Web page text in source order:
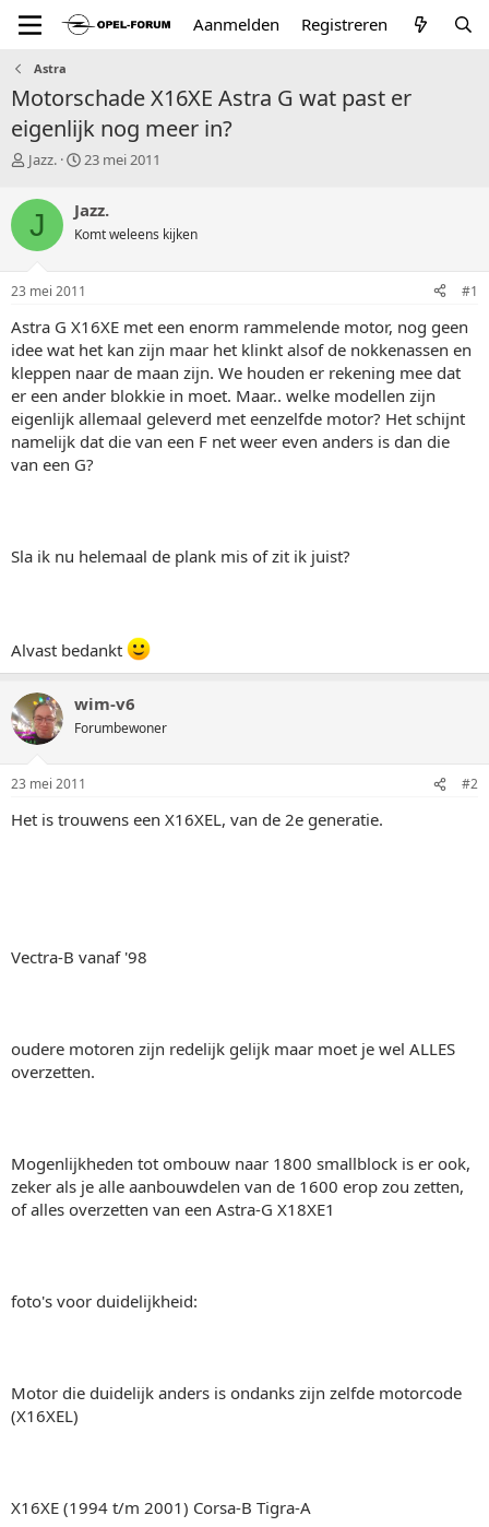
Aanmelden Registreren
Astra
Motorschade X16XE Astra G wat past er
eigenlijk nog meer in?
T
p
c
s
a
t
e
r
Jazz.
S
r
t
a
t
m
23 mei 2011
J Jazz.
Komt weleens kijken
23 mei 2011 #1
Astra G X16XE met een enorm rammelende motor, nog geen
idee wat het kan zijn maar het klinkt alsof de nokkenassen en
kleppen naar de maan zijn. We houden er rekening mee dat
er een ander blokkie in moet. Maar.. welke modellen zijn
eigenlijk allemaal geleverd met eenzelfde motor? Het schijnt
namelijk dat die van een F net weer even anders is dan die
van een G?
Sla ik nu helemaal de plank mis of zit ik juist?
Alvast bedankt
wim-v6
Forumbewoner
23 mei 2011 #2
Het is trouwens een X16XEL, van de 2e generatie.
Vectra-B vanaf '98
oudere motoren zijn redelijk gelijk maar moet je wel ALLES
overzetten.
Mogenlijkheden tot ombouw naar 1800 smallblock is er ook,
zeker als je alle aanbouwdelen van de 1600 erop zou zetten,
of alles overzetten van een Astra-G X18XE1
foto's voor duidelijkheid:
Motor die duidelijk anders is ondanks zijn zelfde motorcode
(X16XEL)
X16XE (1994 t/m 2001) Corsa-B Tigra-A